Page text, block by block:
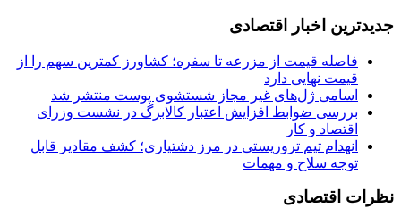
جدیدترین اخبار اقتصادی
فاصله قیمت از مزرعه تا سفره؛ کشاورز کمترین سهم را از
قیمت نهایی دارد
اسامی ژل‌های غیر مجاز شستشوی پوست منتشر شد
بررسی ضوابط افزایش اعتبار کالابرگ در نشست وزرای
اقتصاد و کار
انهدام تیم تروریستی در مرز دشتیاری؛ کشف مقادیر قابل
توجه سلاح و مهمات
نظرات اقتصادی